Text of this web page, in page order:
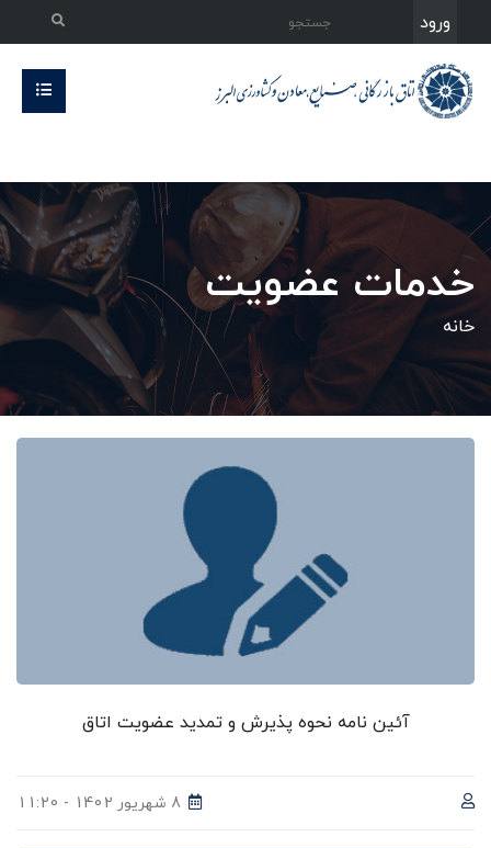
ورود
خدمات عضویت
خانه
آئین نامه نحوه پذیرش و تمدید عضویت اتاق
8 شهریور 1402 - 11:20